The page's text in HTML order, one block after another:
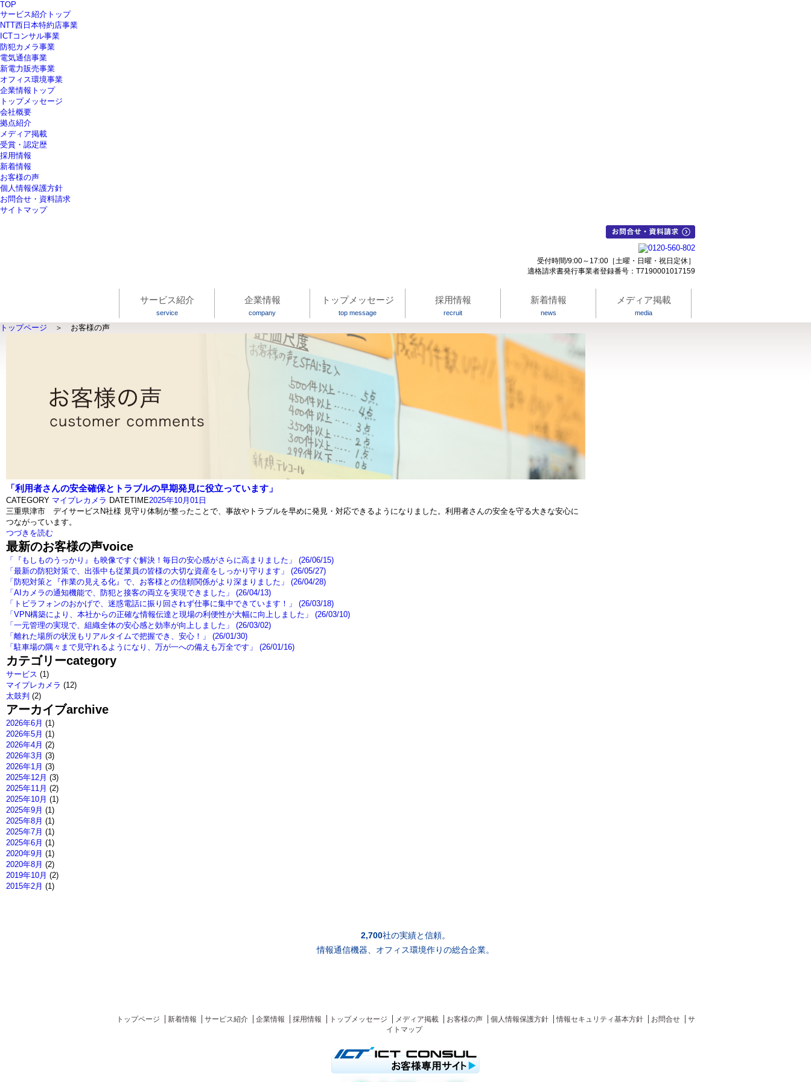
TOP
サービス紹介トップ
NTT西日本特約店事業
ICTコンサル事業
防犯カメラ事業
電気通信事業
新電力販売事業
オフィス環境事業
企業情報トップ
トップメッセージ
会社概要
拠点紹介
メディア掲載
受賞・認定歴
採用情報
新着情報
お客様の声
個人情報保護方針
お問合せ・資料請求
サイトマップ
受付時間/9:00～17:00［土曜・日曜・祝日定休］
適格請求書発行事業者登録番号：T7190001017159
サービス紹介
service
企業情報
company
トップメッセージ
top message
採用情報
recruit
新着情報
news
メディア掲載
media
トップページ ＞ お客様の声
「利用者さんの安全確保とトラブルの早期発見に役立っています」
CATEGORY マイプレカメラ DATETIME2025年10月01日
三重県津市 デイサービスN社様 見守り体制が整ったことで、事故やトラブルを早めに発見・対応できるようになりました。利用者さんの安全を守る大きな安心に
つながっています。
つづきを読む
最新のお客様の声voice
「『もしものうっかり』も映像ですぐ解決！毎日の安心感がさらに高まりました」 (26/06/15)
「最新の防犯対策で、出張中も従業員の皆様の大切な資産をしっかり守ります」 (26/05/27)
「防犯対策と『作業の見える化』で、お客様との信頼関係がより深まりました」 (26/04/28)
「AIカメラの通知機能で、防犯と接客の両立を実現できました」 (26/04/13)
「トビラフォンのおかげで、迷惑電話に振り回されず仕事に集中できています！」 (26/03/18)
「VPN構築により、本社からの正確な情報伝達と現場の利便性が大幅に向上しました」 (26/03/10)
「一元管理の実現で、組織全体の安心感と効率が向上しました」 (26/03/02)
「離れた場所の状況もリアルタイムで把握でき、安心！」 (26/01/30)
「駐車場の隅々まで見守れるようになり、万が一への備えも万全です」 (26/01/16)
カテゴリーcategory
サービス (1)
マイプレカメラ (12)
太鼓判 (2)
アーカイブarchive
2026年6月 (1)
2026年5月 (1)
2026年4月 (2)
2026年3月 (3)
2026年1月 (3)
2025年12月 (3)
2025年11月 (2)
2025年10月 (1)
2025年9月 (1)
2025年8月 (1)
2025年7月 (1)
2025年6月 (1)
2020年9月 (1)
2020年8月 (2)
2019年10月 (2)
2015年2月 (1)
2,700社の実績と信頼。
情報通信機器、オフィス環境作りの総合企業。
トップページ 新着情報 サービス紹介 企業情報 採用情報 トップメッセージ メディア掲載 お客様の声 個人情報保護方針 情報セキュリティ基本方針 お問合せ
サ
イトマップ